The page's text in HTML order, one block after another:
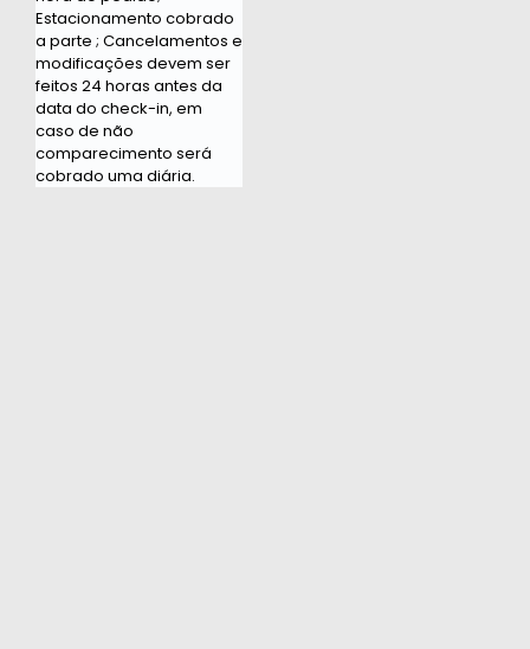
Estacionamento cobrado
a parte ; Cancelamentos e
modificações devem ser
feitos 24 horas antes da
data do check-in, em
caso de não
comparecimento será
cobrado uma diária.